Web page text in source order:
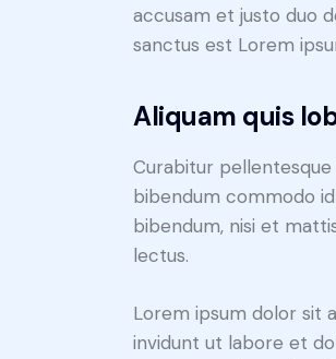
accusam et justo duo
sanctus est Lorem
Aliquam quis
Curabitur pellentesque
bibendum commodo
bibendum, nisi et
lectus.
Lorem ipsum dolor sit
invidunt ut labore et